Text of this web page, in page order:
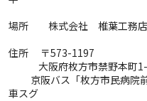
場所 株式会社 椎葉工務
住所 〒573-1197
大阪府枚方市禁野本町
京阪バス「
車スグ